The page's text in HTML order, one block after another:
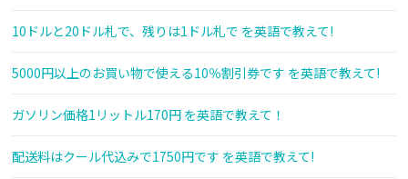
10ドルと20ドル札で、残りは1ドル札で を英語で教えて!
5000円以上のお買い物で使える10％割引券です を英語で教えて!
ガソリン価格1リットル170円 を英語で教えて！
配送料はクール代込みで1750円です を英語で教えて!